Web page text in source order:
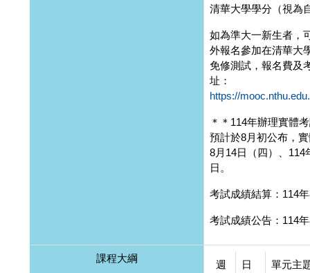
清華大學學分（視為
如為準大一新生者，
外報名參加在清華大
免修測試，報名費及
址：
https://
＊＊114年辦理實體
預計於8月初公布，
8月14日（四）、114
日。
考試成績結算：114
考試成績公告：114
課程大綱
週
日
單元主